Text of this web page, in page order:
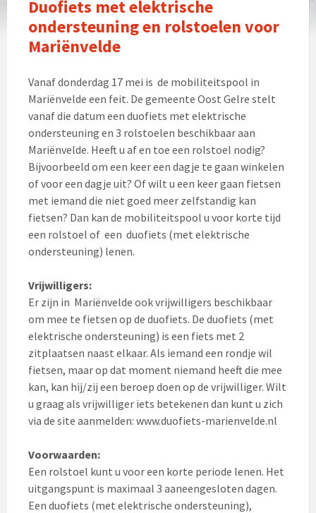
Duofiets met elektrische
ondersteuning en rolstoelen voor
Mariënvelde
Vanaf donderdag 17 mei is de mobiliteitspool in
Mariënvelde een feit. De gemeente Oost Gelre stelt
vanaf die datum een duofiets met elektrische
ondersteuning en 3 rolstoelen beschikbaar aan
Mariënvelde. Heeft u af en toe een rolstoel nodig?
Bijvoorbeeld om een keer een dagje te gaan winkelen
of voor een dagje uit? Of wilt u een keer gaan fietsen
met iemand die niet goed meer zelfstandig kan
fietsen? Dan kan de mobiliteitspool u voor korte tijd
een rolstoel of een duofiets (met elektrische
ondersteuning) lenen.
Vrijwilligers:
Er zijn in Mariënvelde ook vrijwilligers beschikbaar
om mee te fietsen op de duofiets. De duofiets (met
elektrische ondersteuning) is een fiets met 2
zitplaatsen naast elkaar. Als iemand een rondje wil
fietsen, maar op dat moment niemand heeft die mee
kan, kan hij/zij een beroep doen op de vrijwilliger. Wilt
u graag als vrijwilliger iets betekenen dan kunt u zich
via de site aanmelden: www.duofiets-marienvelde.nl
Voorwaarden:
Een rolstoel kunt u voor een korte periode lenen. Het
uitgangspunt is maximaal 3 aaneengesloten dagen.
Een duofiets (met elektrische ondersteuning),